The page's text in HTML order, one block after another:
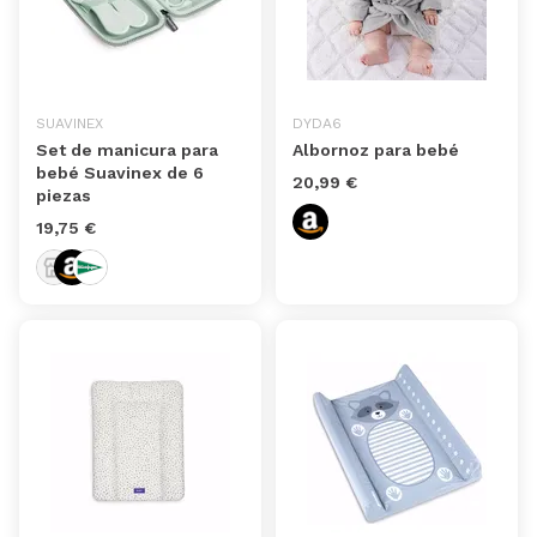
SUAVINEX
Set de manicura para
bebé Suavinex de 6
piezas
19,75 €
DYDA6
Albornoz para bebé
20,99 €